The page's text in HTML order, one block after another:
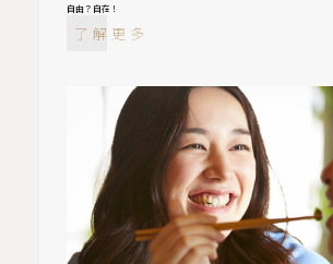
自由？自在！
了解更多